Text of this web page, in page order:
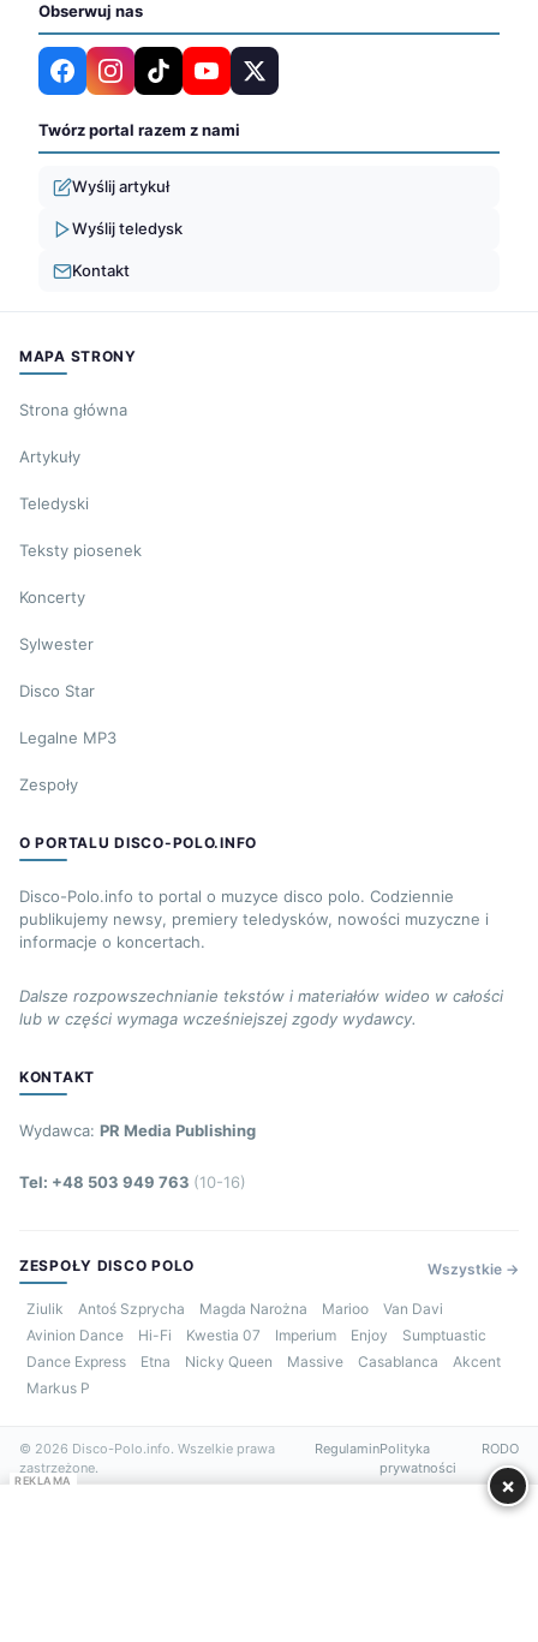
Obserwuj nas
Twórz portal razem z nami
Wyślij artykuł
Wyślij teledysk
Kontakt
MAPA STRONY
Strona główna
Artykuły
Teledyski
Teksty piosenek
Koncerty
Sylwester
Disco Star
Legalne MP3
Zespoły
O PORTALU DISCO-POLO.INFO
Disco-Polo.info to portal o muzyce disco polo. Codziennie
publikujemy newsy, premiery teledysków, nowości muzyczne i
informacje o koncertach.
Dalsze rozpowszechnianie tekstów i materiałów wideo w całości
lub w części wymaga wcześniejszej zgody wydawcy.
KONTAKT
Wydawca: PR Media Publishing
Tel: +48 503 949 763 (10-16)
ZESPOŁY DISCO POLO Wszystkie →
Ziulik Antoś Szprycha Magda Narożna Marioo
Van Davi
Avinion Dance
Hi-Fi Kwestia 07 Imperium Enjoy
Sumptuastic
Dance Express
Etna Nicky Queen Massive Casablanca
Akcent
Markus P
© 2026 Disco-Polo.info. Wszelkie prawa
zastrzeżone.
RegulaminPolityka
prywatności
RODO
REKLAMA ×